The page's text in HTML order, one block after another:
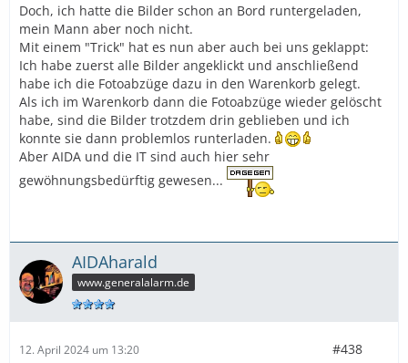
Doch, ich hatte die Bilder schon an Bord runtergeladen,
mein Mann aber noch nicht.
Mit einem "Trick" hat es nun aber auch bei uns geklappt:
Ich habe zuerst alle Bilder angeklickt und anschließend
habe ich die Fotoabzüge dazu in den Warenkorb gelegt.
Als ich im Warenkorb dann die Fotoabzüge wieder gelöscht
habe, sind die Bilder trotzdem drin geblieben und ich
konnte sie dann problemlos runterladen.
Aber AIDA und die IT sind auch hier sehr
gewöhnungsbedürftig gewesen...
AIDAharald
www.generalalarm.de
12. April 2024 um 13:20 #438